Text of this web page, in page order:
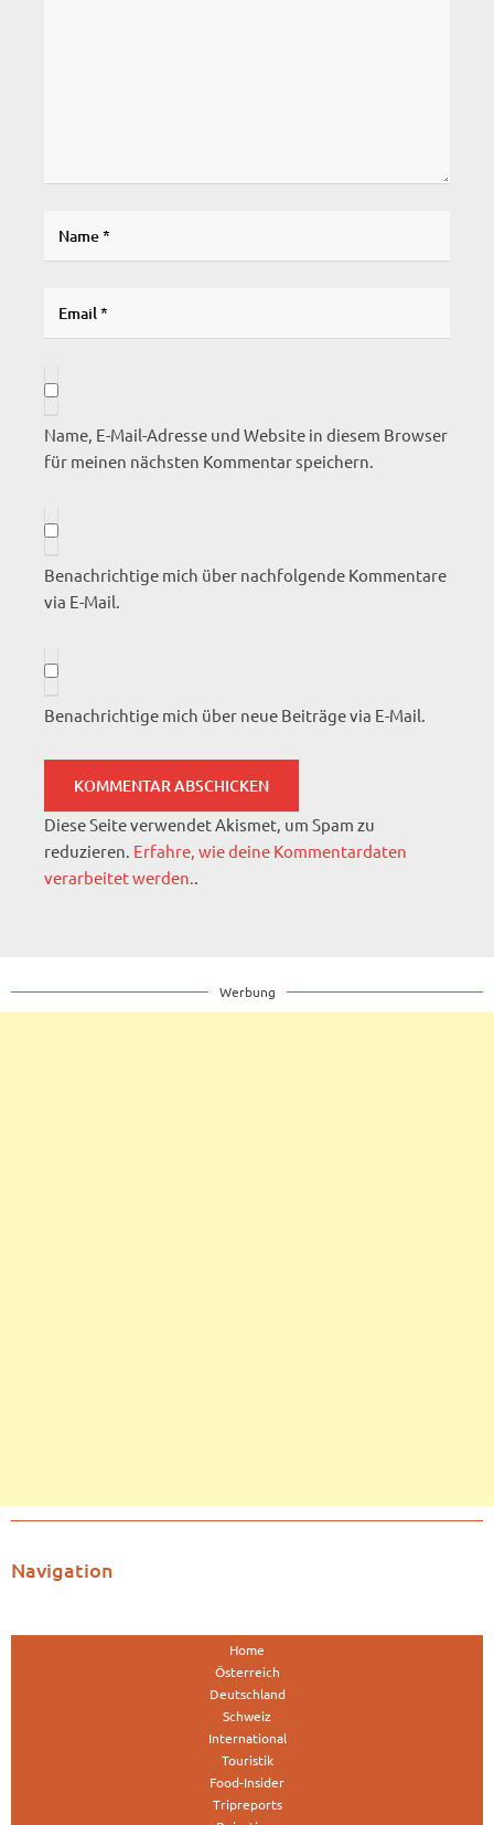
Name, E-Mail-Adresse und Website in diesem Browser
für meinen nächsten Kommentar speichern.
Benachrichtige mich über nachfolgende Kommentare
via E-Mail.
Benachrichtige mich über neue Beiträge via E-Mail.
Diese Seite verwendet Akismet, um Spam zu
reduzieren. Erfahre, wie deine Kommentardaten
verarbeitet werden..
Werbung
Navigation
Home
Österreich
Deutschland
Schweiz
International
Touristik
Food-Insider
Tripreports